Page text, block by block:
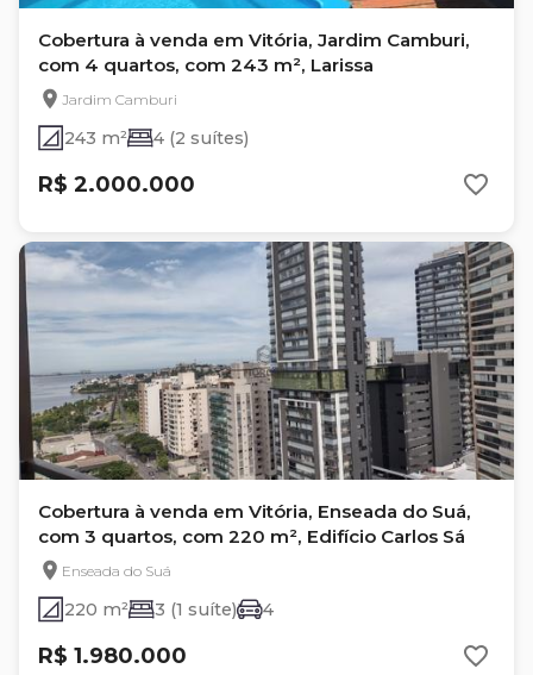
Cobertura à venda em Vitória, Jardim Camburi,
com 4 quartos, com 243 m², Larissa
Jardim Camburi
243 m² 4 (2 suítes)
R$ 2.000.000
Cobertura à venda em Vitória, Enseada do Suá,
com 3 quartos, com 220 m², Edifício Carlos Sá
Enseada do Suá
220 m² 3 (1 suíte) 4
R$ 1.980.000